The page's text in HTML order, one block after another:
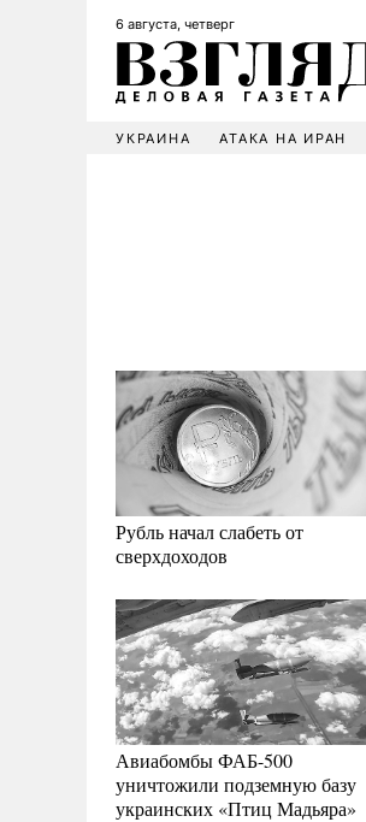
6 августа, четверг
УКРАИНА АТАКА НА ИРАН
Рубль начал слабеть от
сверхдоходов
Авиабомбы ФАБ-500
уничтожили подземную базу
украинских «Птиц Мадьяра»